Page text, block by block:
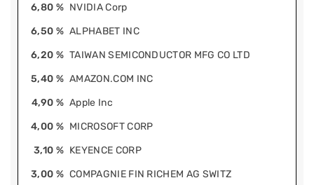
6,80 % NVIDIA Corp
6,50 % ALPHABET INC
6,20 % TAIWAN SEMICONDUCTOR MFG CO LTD
5,40 % AMAZON.COM INC
4,90 % Apple Inc
4,00 % MICROSOFT CORP
3,10 % KEYENCE CORP
3,00 % COMPAGNIE FIN RICHEM AG SWITZ